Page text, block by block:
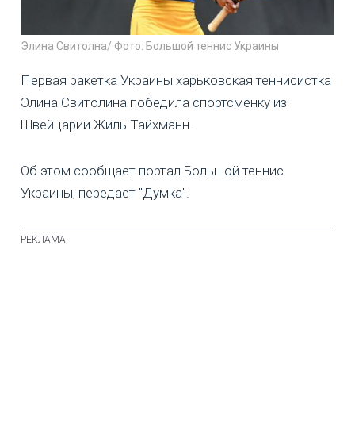
Элина Свитолна/ Фото: Большой теннис Украины
Первая ракетка Украины харьковская теннисистка
Элина Свитолина победила спортсменку из
Швейцарии Жиль Тайхманн.
Об этом сообщает портал Большой теннис
Украины, передает "Думка".